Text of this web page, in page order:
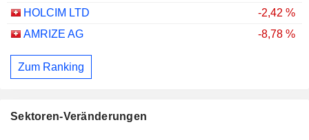
HOLCIM LTD
-2,42 %
AMRIZE AG
-8,78 %
Zum Ranking
Sektoren-Veränderungen